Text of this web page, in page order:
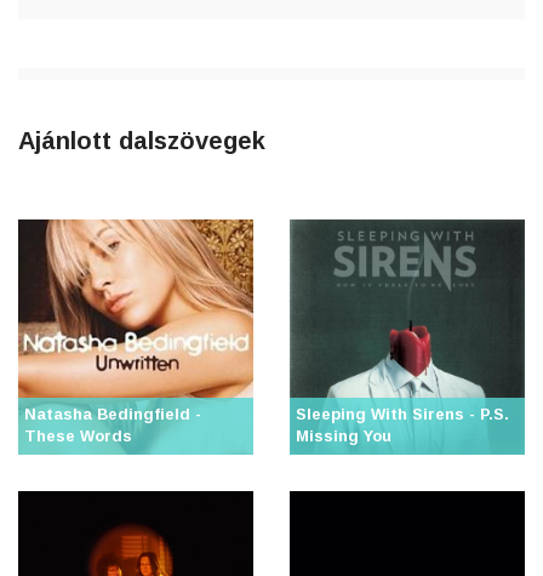
Ajánlott dalszövegek
Natasha Bedingfield -
These Words
Sleeping With Sirens - P.S.
Missing You